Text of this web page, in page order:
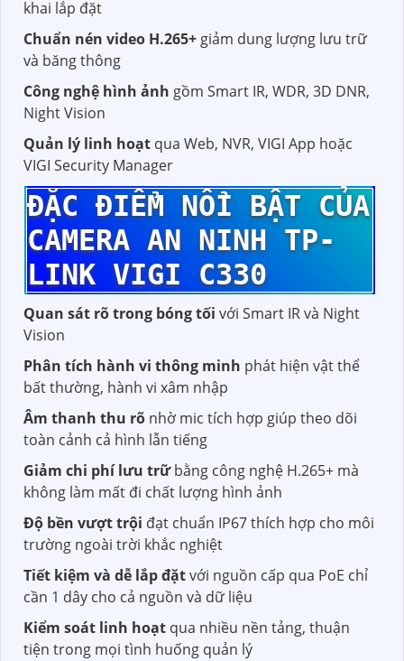
khai lắp đặt
Chuẩn nén video H.265+ giảm dung lượng lưu trữ
và băng thông
Công nghệ hình ảnh gồm Smart IR, WDR, 3D DNR,
Night Vision
Quản lý linh hoạt qua Web, NVR, VIGI App hoặc
VIGI Security Manager
ĐẶC ĐIỂM NỔI BẬT CỦA
CAMERA AN NINH TP-
LINK VIGI C330
Quan sát rõ trong bóng tối với Smart IR và Night
Vision
Phân tích hành vi thông minh phát hiện vật thể
bất thường, hành vi xâm nhập
Âm thanh thu rõ nhờ mic tích hợp giúp theo dõi
toàn cảnh cả hình lẫn tiếng
Giảm chi phí lưu trữbằng công nghệ H.265+ mà
không làm mất đi chất lượng hình ảnh
Độ bền vượt trội đạt chuẩn IP67 thích hợp cho môi
trường ngoài trời khắc nghiệt
Tiết kiệm và dễ lắp đặtvới nguồn cấp qua PoE chỉ
cần 1 dây cho cả nguồn và dữ liệu
Kiểm soát linh hoạt qua nhiều nền tảng, thuận
tiện trong mọi tình huống quản lý